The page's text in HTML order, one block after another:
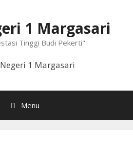
1 Margasari
Tinggi Budi Pekerti"
Menu